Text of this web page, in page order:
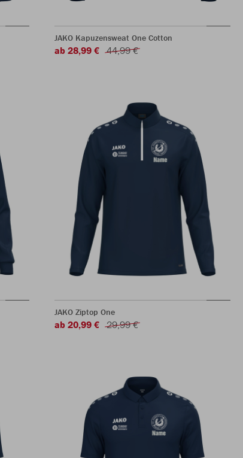
JAKO Kapuzensweat One Cotton
ab 28,99 € 44,99 €
JAKO Ziptop One
ab 20,99 € 29,99 €